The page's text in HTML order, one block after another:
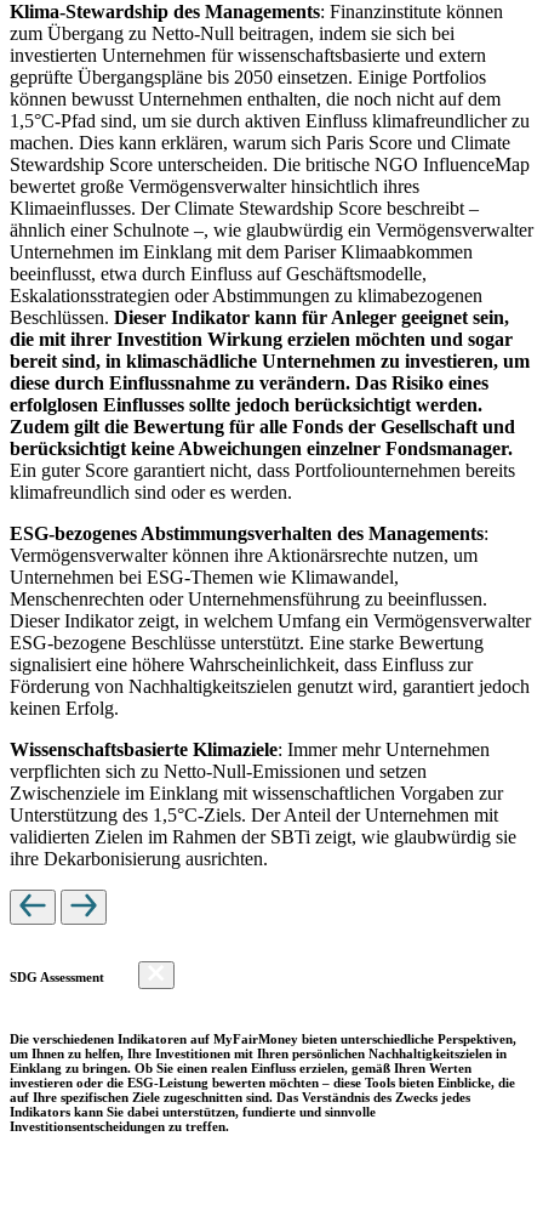
Klima-Stewardship des Managements: Finanzinstitute können
zum Übergang zu Netto-Null beitragen, indem sie sich bei
investierten Unternehmen für wissenschaftsbasierte und extern
geprüfte Übergangspläne bis 2050 einsetzen. Einige Portfolios
können bewusst Unternehmen enthalten, die noch nicht auf dem
1,5°C-Pfad sind, um sie durch aktiven Einfluss klimafreundlicher zu
machen. Dies kann erklären, warum sich Paris Score und Climate
Stewardship Score unterscheiden. Die britische NGO InfluenceMap
bewertet große Vermögensverwalter hinsichtlich ihres
Klimaeinflusses. Der Climate Stewardship Score beschreibt –
ähnlich einer Schulnote –, wie glaubwürdig ein Vermögensverwalter
Unternehmen im Einklang mit dem Pariser Klimaabkommen
beeinflusst, etwa durch Einfluss auf Geschäftsmodelle,
Eskalationsstrategien oder Abstimmungen zu klimabezogenen
Beschlüssen. Dieser Indikator kann für Anleger geeignet sein,
die mit ihrer Investition Wirkung erzielen möchten und sogar
bereit sind, in klimaschädliche Unternehmen zu investieren, um
diese durch Einflussnahme zu verändern. Das Risiko eines
erfolglosen Einflusses sollte jedoch berücksichtigt werden.
Zudem gilt die Bewertung für alle Fonds der Gesellschaft und
berücksichtigt keine Abweichungen einzelner Fondsmanager.
Ein guter Score garantiert nicht, dass Portfoliounternehmen bereits
klimafreundlich sind oder es werden.
ESG-bezogenes Abstimmungsverhalten des Managements:
Vermögensverwalter können ihre Aktionärsrechte nutzen, um
Unternehmen bei ESG-Themen wie Klimawandel,
Menschenrechten oder Unternehmensführung zu beeinflussen.
Dieser Indikator zeigt, in welchem Umfang ein Vermögensverwalter
ESG-bezogene Beschlüsse unterstützt. Eine starke Bewertung
signalisiert eine höhere Wahrscheinlichkeit, dass Einfluss zur
Förderung von Nachhaltigkeitszielen genutzt wird, garantiert jedoch
keinen Erfolg.
Wissenschaftsbasierte Klimaziele: Immer mehr Unternehmen
verpflichten sich zu Netto-Null-Emissionen und setzen
Zwischenziele im Einklang mit wissenschaftlichen Vorgaben zur
Unterstützung des 1,5°C-Ziels. Der Anteil der Unternehmen mit
validierten Zielen im Rahmen der SBTi zeigt, wie glaubwürdig sie
ihre Dekarbonisierung ausrichten.
SDG Assessment
Die verschiedenen Indikatoren auf MyFairMoney bieten unterschiedliche Perspektiven,
um Ihnen zu helfen, Ihre Investitionen mit Ihren persönlichen Nachhaltigkeitszielen in
Einklang zu bringen. Ob Sie einen realen Einfluss erzielen, gemäß Ihren Werten
investieren oder die ESG-Leistung bewerten möchten – diese Tools bieten Einblicke, die
auf Ihre spezifischen Ziele zugeschnitten sind. Das Verständnis des Zwecks jedes
Indikators kann Sie dabei unterstützen, fundierte und sinnvolle
Investitionsentscheidungen zu treffen.